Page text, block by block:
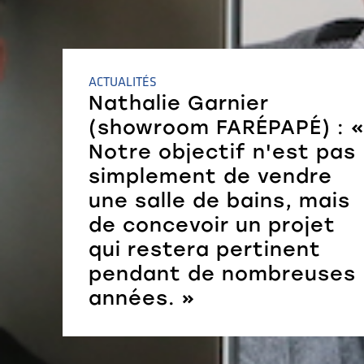
ACTUALITÉS
Nathalie Garnier
(showroom FARÉPAPÉ) : «
Notre objectif n'est pas
simplement de vendre
une salle de bains, mais
de concevoir un projet
qui restera pertinent
pendant de nombreuses
années. »